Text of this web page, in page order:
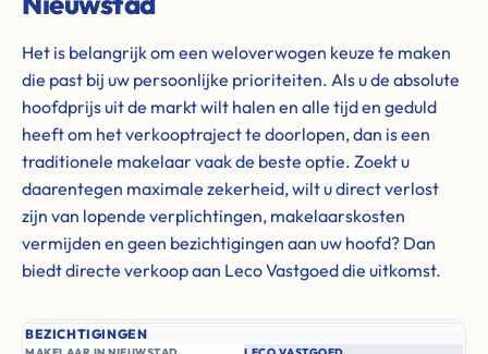
Het is belangrijk om een weloverwogen keuze te maken
die past bij uw persoonlijke prioriteiten. Als u de absolute
hoofdprijs uit de markt wilt halen en alle tijd en geduld
heeft om het verkooptraject te doorlopen, dan is een
traditionele makelaar vaak de beste optie. Zoekt u
daarentegen maximale zekerheid, wilt u direct verlost
zijn van lopende verplichtingen, makelaarskosten
vermijden en geen bezichtigingen aan uw hoofd? Dan
biedt directe verkoop aan Leco Vastgoed die uitkomst.
BEZICHTIGINGEN